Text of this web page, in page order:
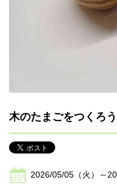
木のたまごをつくろ
2026/05/05（火）～